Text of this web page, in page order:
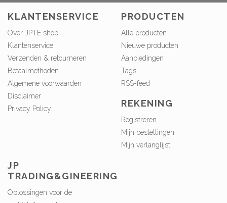
KLANTENSERVICE
Over JPTE shop
Klantenservice
Verzenden & retourneren
Betaalmethoden
Algemene voorwaarden
Disclaimer
Privacy Policy
PRODUCTEN
Alle producten
Nieuwe producten
Aanbiedingen
Tags
RSS-feed
REKENING
Registreren
Mijn bestellingen
Mijn verlanglijst
JP
TRADING&GINEERING
Oplossingen voor de